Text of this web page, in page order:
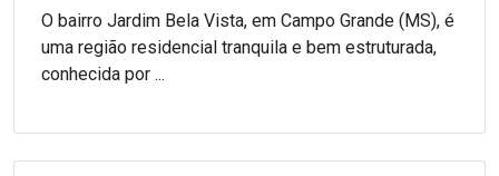
O bairro Jardim Bela Vista, em Campo Grande (MS), é
uma região residencial tranquila e bem estruturada,
conhecida por ...